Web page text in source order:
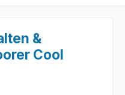
&
Cool